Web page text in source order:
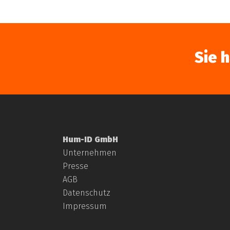
Sie
Hum-ID GmbH
Unternehmen
Presse
AGB
Datenschutz
Impressum